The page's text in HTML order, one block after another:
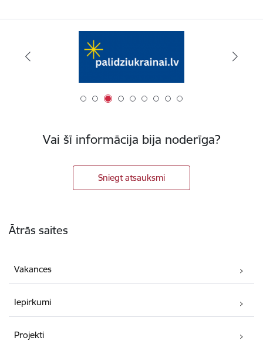
Vai šī informācija bija noderīga?
Sniegt atsauksmi
Ātrās saites
Vakances
Iepirkumi
Projekti